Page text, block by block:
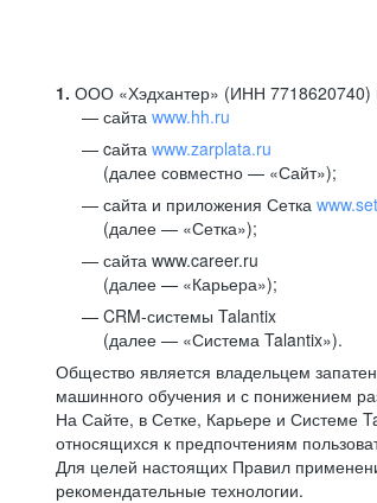
1. ООО «Хэдхантер» (ИНН 7718620740)
сайта www.hh.ru
cайта www.zarplata.ru
(далее совместно — «Сайт»);
сайта и приложения Сетка
(далее — «Сетка»);
сайта www.career.ru
(далее — «Карьера»);
CRM-системы Talantix
(далее — «Система Talantix»).
Общество является владельцем
машинного обучения и с понижением
На Сайте, в Сетке, Карьере и Системе
относящихся к предпочтениям
Для целей настоящих Правил
рекомендательные технологии.